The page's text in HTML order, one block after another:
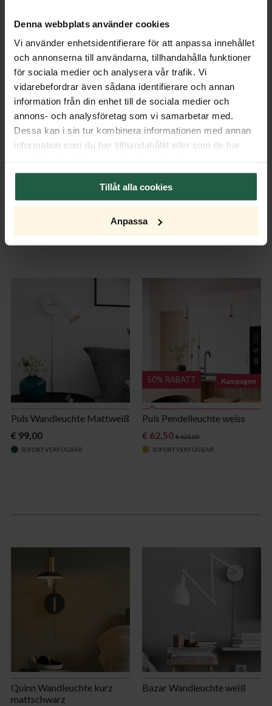
Denna webbplats använder cookies
Vi använder enhetsidentifierare för att anpassa innehållet
och annonserna till användarna, tillhandahålla funktioner
för sociala medier och analysera vår trafik. Vi
vidarebefordrar även sådana identifierare och annan
information från din enhet till de sociala medier och
annons- och analysföretag som vi samarbetar med.
Dessa kan i sin tur kombinera informationen med annan
information som du har tillhandahållit eller som de har
Tillåt alla cookies
Anpassa
Lichtquelle
Verpackung
Export Package
Montage & Dokumente
Puls Wandleuchte Mattweiß
€ 99,00
SOFORT VERFÜGBAR
50% RABATT
Puls Pendelleuchte weiss
Kampagne
€ 62,50 € 125,00
SOFORT VERFÜGBAR
Quinn Wandleuchte kurz
mattschwarz
Bazar Wandleuchte weiß